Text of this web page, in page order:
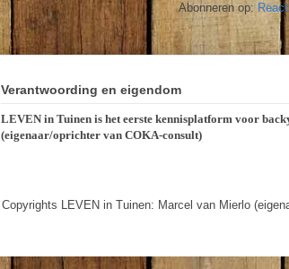
Abonneren op:
Verantwoording en eigendom
LEVEN in Tuinen is het eerste kennisplatform voor
(eigenaar/oprichter van COKA-consult)
Copyrights LEVEN in Tuinen: Marcel van Mierlo